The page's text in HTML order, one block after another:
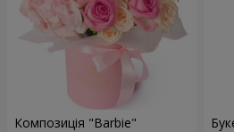
Композиція "Barbie"